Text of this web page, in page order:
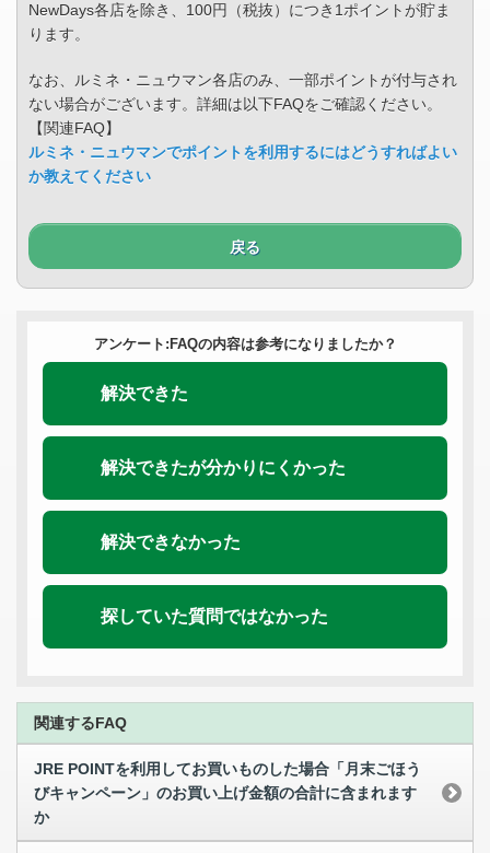
NewDays各店を除き、100円（税抜）につき1ポイントが貯ま
ります。
なお、ルミネ・ニュウマン各店のみ、一部ポイントが付与され
ない場合がございます。詳細は以下FAQをご確認ください。
【関連FAQ】
ルミネ・ニュウマンでポイントを利用するにはどうすればよい
か教えてください
戻る
アンケート:FAQの内容は参考になりましたか？
解決できた
解決できたが分かりにくかった
解決できなかった
探していた質問ではなかった
関連するFAQ
JRE POINTを利用してお買いものした場合「月末ごほう
びキャンペーン」のお買い上げ金額の合計に含まれます
か